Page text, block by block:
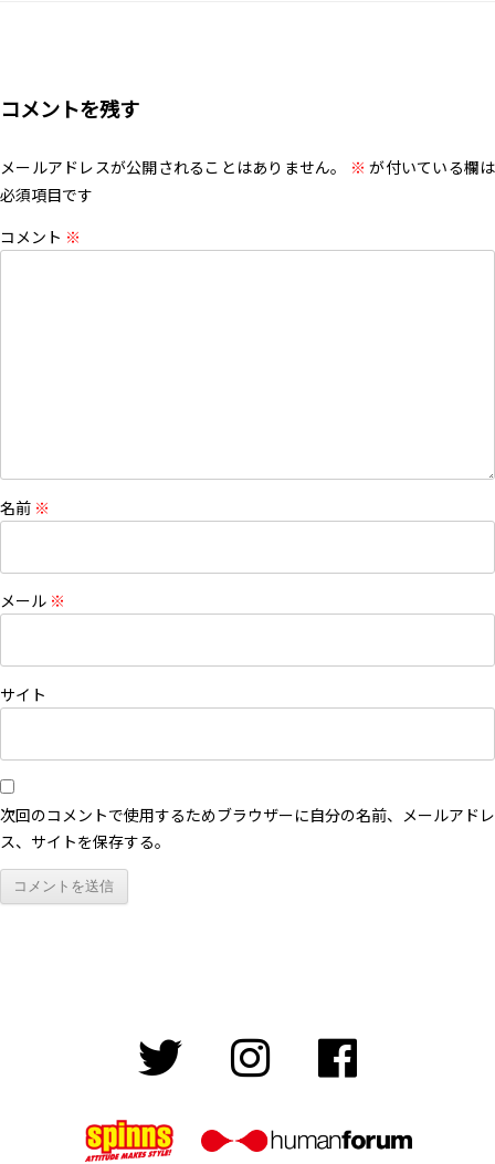
コメントを残す
メールアドレスが公開されることはありません。 ※ が付いている欄は
必須項目です
コメント ※
名前 ※
メール ※
サイト
次回のコメントで使用するためブラウザーに自分の名前、メールアドレ
ス、サイトを保存する。